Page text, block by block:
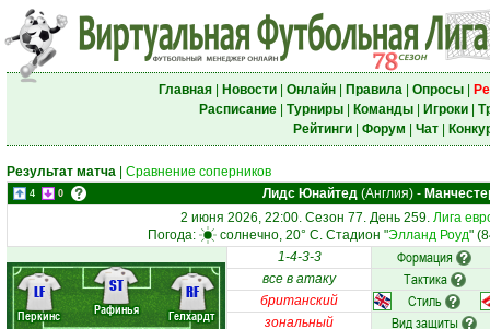
Главная| Новости| Онлайн| Правила| Опросы|
Расписание| Турниры| Команды| Игроки|
Рейтинги| Форум Чат|
Результат матча Сравнение соперников
4 0 Лидс Юнайтед (Англия) -
2 июня 2026, 22:00. Сезон 77. День 259. Лига
Погода:
солнечно, 20° C. Стадион "Элланд Роуд"
Перкинс Рафинья Гелхардт
LF ST RF
1-4-3-3 Формация
все в атаку Тактика
британский Стиль
зональный Вид защиты